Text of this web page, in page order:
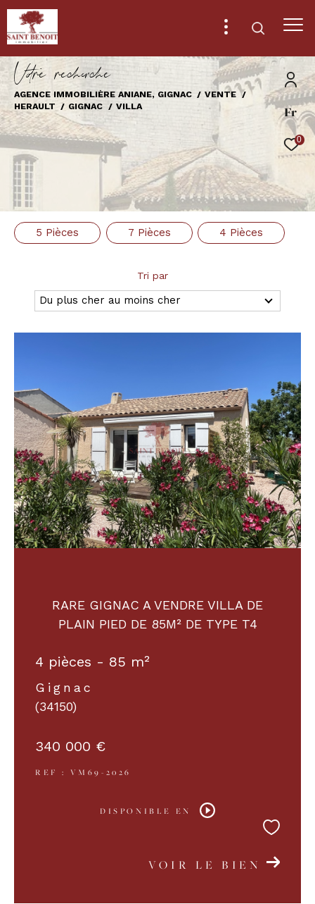
Fr
0
Vore recece
AGENCE IMMOBILIÈRE ANIANE, GIGNAC
VENTE
HERAULT
GIGNAC VILLA
5 Pièces 7 Pièces 4 Pièces
Tri par
Du plus cher au moins cher
RARE GIGNAC A VENDRE VILLA DE
PLAIN PIED DE 85M² DE TYPE T4
4 pièces - 85 m²
Gignac
(34150)
340 000 €
REF : VM69-2026
DISPONIBLE EN
VOIR LE BIEN
Effectuer une recherche
et trouver le bien qui correspond à vos
critères
Type
d'offre
Vente
Type
Ville
Surface
Surface
Pièces
Pièces
Référence
AFFINER LES CRITÈRES
FILTRER PAR
RECHERCHER